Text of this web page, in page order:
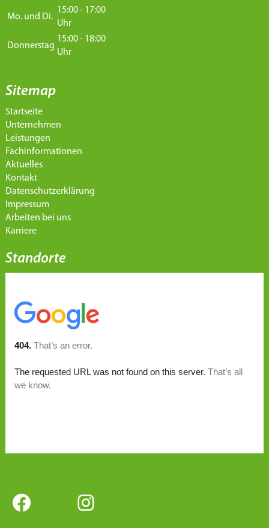
Mo. und Di.
15:00 - 17:00
Uhr
Donnerstag
15:00 - 18:00
Uhr
Sitemap
Startseite
Unternehmen
Leistungen
Fachinformationen
Aktuelles
Kontakt
Datenschutzerklärung
Impressum
Arbeiten bei uns
Karriere
Standorte
FacebookInstagram